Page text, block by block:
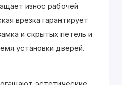
износ рабочей
врезка гарантирует
и скрытых петель и
установки дверей.